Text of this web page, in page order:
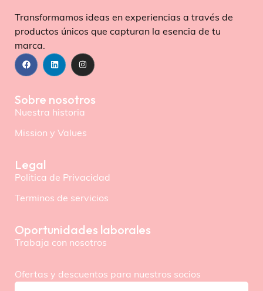
Transformamos ideas en experiencias a través de
productos únicos que capturan la esencia de tu
marca.
Sobre nosotros
Nuestra historia
Mission y Values
Legal
Politica de Privacidad
Terminos de servicios
Oportunidades laborales
Trabaja con nosotros
Ofertas y descuentos para nuestros socios